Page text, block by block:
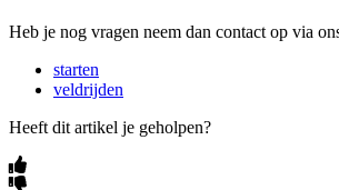
Heb je nog vragen neem dan contact op via
starten
veldrijden
Heeft dit artikel je geholpen?